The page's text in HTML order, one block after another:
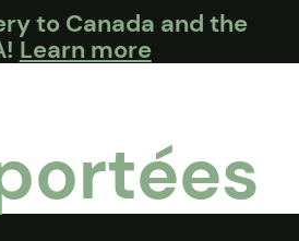
to Canada and the
Learn more